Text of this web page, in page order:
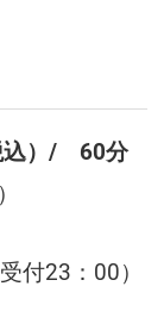
）/ 60分
付23：00）